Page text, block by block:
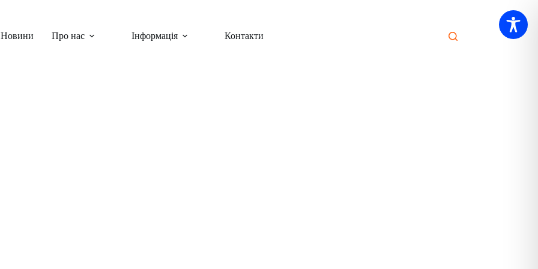
Новини Про нас Інформація Контакти